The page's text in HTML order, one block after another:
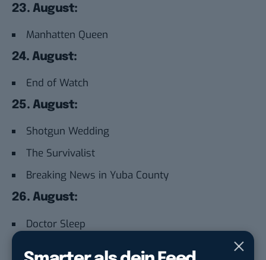
23. August:
Manhatten Queen
24. August:
End of Watch
25. August:
Shotgun Wedding
The Survivalist
Breaking News in Yuba County
26. August:
Doctor Sleep